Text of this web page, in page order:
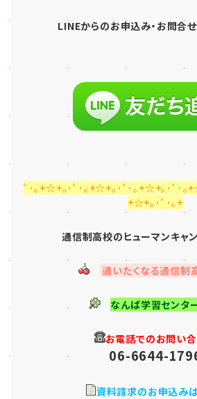
LINEからのお申込み・お問合
ﾟ･｡+☆+｡･ﾟ･｡+☆+｡･ﾟ･｡+☆+｡･ﾟ･｡
+☆+｡･ﾟ･｡+
通信制高校のヒューマンキャ
通いたくなる通信制
なんば学習センタ
お電話でのお問い
06-6644-
資料請求のお申込み